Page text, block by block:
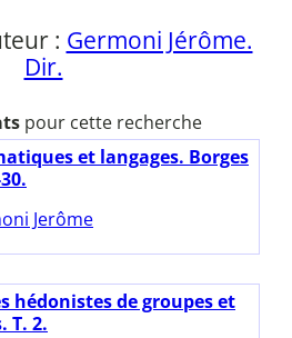
: Germoni Jérôme.
Dir.
pour cette recherche
et langages. Borges
Jerôme
hédonistes de groupes et
T. 2.